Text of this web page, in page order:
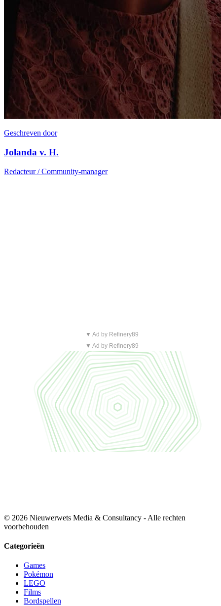
Geschreven door
Jolanda v. H.
Redacteur / Community-manager
▼ Ad by Refinery89
▼ Ad by Refinery89
© 2026 Nieuwerwets Media & Consultancy - Alle rechten
voorbehouden
Categorieën
Games
Pokémon
LEGO
Films
Bordspellen